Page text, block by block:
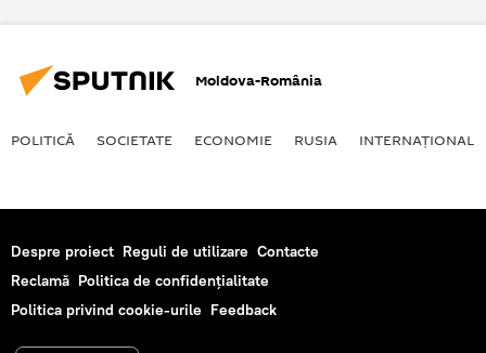
Moldova-România
POLITICĂ SOCIETATE ECONOMIE RUSIA INTERNAŢIONAL
Despre proiect Reguli de utilizare Contacte
Reclamă Politica de confidențialitate
Politica privind cookie-urile Feedback